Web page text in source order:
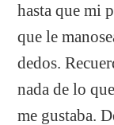
hasta que mi
que le
dedos.
nada de lo
me gustaba.